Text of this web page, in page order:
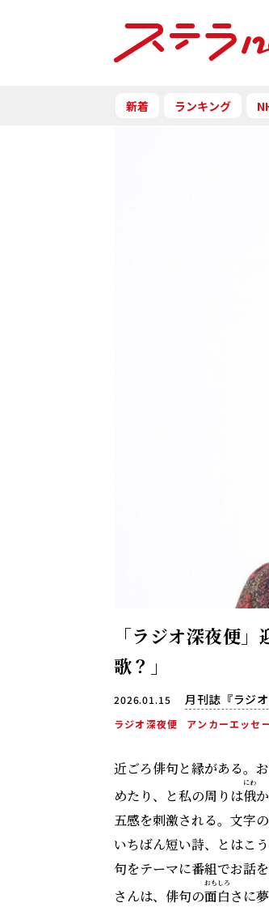
新着 ランキング
「ラジオ深夜便
歌？」
2026.01.15 月刊誌『ラジオ
ラジオ深夜便 アンカーエッセ
近ごろ俳句と縁がある。
めたり、と私の周りは俄
にわ
五感を刺激される。文字
いちばん短い詩、とはこ
句をテーマに番組でお話
さんは、俳句の面白
おもしろ
さに